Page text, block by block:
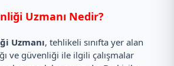
Uzmanı Nedir?
Uzmanı, tehlikeli sınıfta yer alan
ve güvenliği ile ilgili çalışmalar